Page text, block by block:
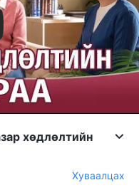
хөдлөлтийн
Хуваалцах